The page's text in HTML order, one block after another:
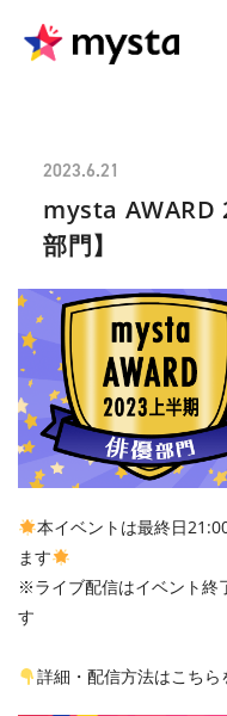
2023.6.21
mysta AWARD
部門】
本イベントは最終日
ます
※ライブ配信はイベント終
す
詳細・配信方法はこちら